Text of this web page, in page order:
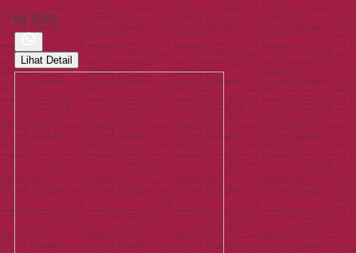
Rp 8.500
Lihat Detail